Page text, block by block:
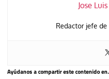
Jose
Redactor jefe de
Ayúdanos a compartir este contenido